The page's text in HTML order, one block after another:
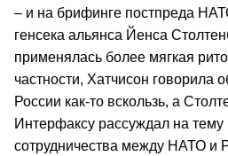
– и на брифинге постпреда
генсека альянса Йенса
применялась более мягкая
частности, Хатчисон говорила
России как-то вскользь, а
Интерфаксу рассуждал на тему
сотрудничества между НАТО и